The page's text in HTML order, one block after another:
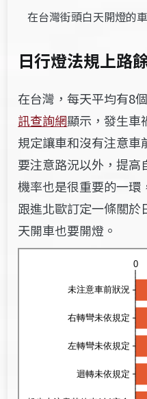
在台灣街頭白天開燈的
日行燈法規上路
在台灣，每天平均有8
訊查詢網顯示，發生車
規定讓車和沒有注意車
要注意路況以外，提
機率也是很重要的一環
跟進北歐訂定一條關於
天開車也要開燈。